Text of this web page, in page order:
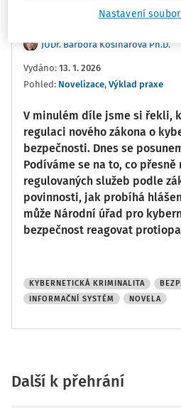
JUDr. Barbora Košinárová Ph.D.
Vydáno: 13. 1. 2026
Pohled: Novelizace, Výklad praxe
V minulém díle jsme si řekli,
regulaci nového zákona o
bezpečnosti. Dnes se
Podíváme se na to, co
regulovaných služeb podle
povinnosti, jak probíhá
může Národní úřad pro
bezpečnost reagovat
KYBERNETICKÁ KRIMINALITA
INFORMAČNÍ SYSTÉM
NOVELA
Další k přehrání
Nastavení